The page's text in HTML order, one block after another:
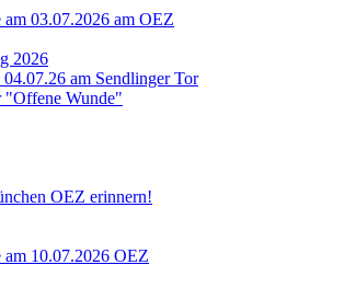
am 03.07.2026 am OEZ
2026
am Sendlinger Tor
"Offene Wunde"
OEZ erinnern!
am 10.07.2026 OEZ